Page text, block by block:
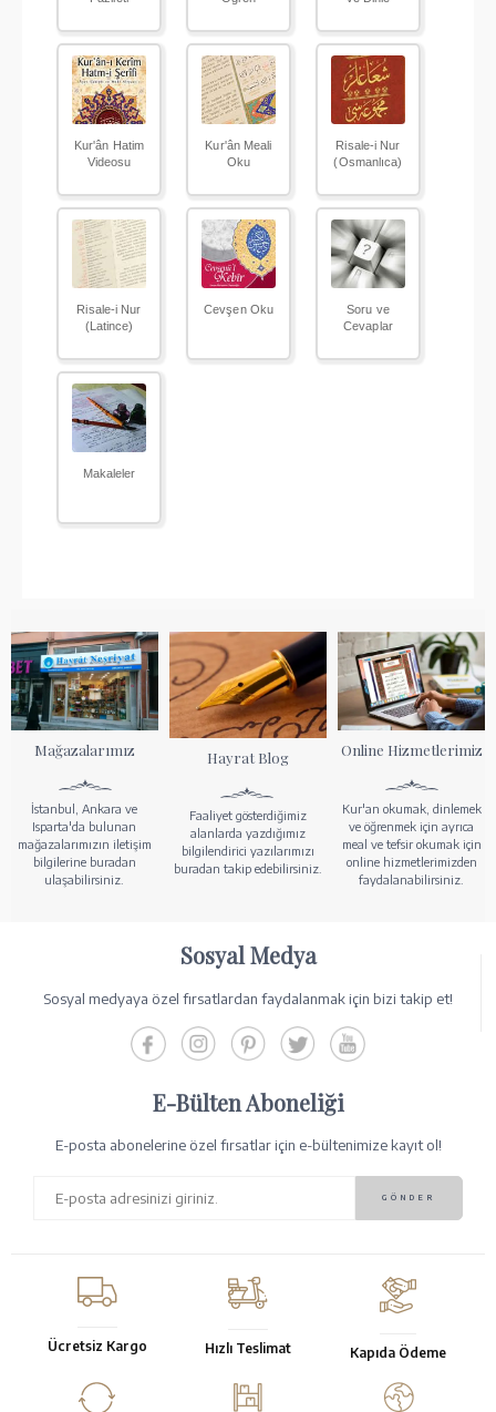
Kur'ân Hatim
Videosu
Kur'ân Meali
Oku
Risale-i Nur
(Osmanlıca)
Risale-i Nur
(Latince)
Cevşen Oku
Soru ve
Cevaplar
Makaleler
Mağazalarımız
İstanbul, Ankara ve
Isparta'da bulunan
mağazalarımızın iletişim
bilgilerine buradan
ulaşabilirsiniz.
Hayrat Blog
Faaliyet gösterdiğimiz
alanlarda yazdığımız
bilgilendirici yazılarımızı
buradan takip edebilirsiniz.
Online Hizmetlerimiz
Kur'an okumak, dinlemek
ve öğrenmek için ayrıca
meal ve tefsir okumak için
online hizmetlerimizden
faydalanabilirsiniz.
Sosyal Medya
Sosyal medyaya özel fırsatlardan faydalanmak için bizi takip et!
E-Bülten Aboneliği
E-posta abonelerine özel fırsatlar için e-bültenimize kayıt ol!
Ücretsiz Kargo Hızlı Teslimat Kapıda Ödeme